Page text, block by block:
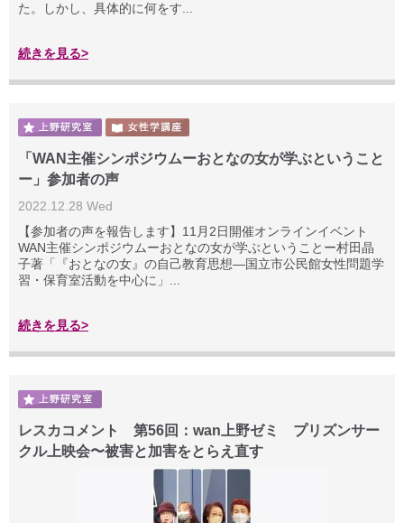
た。しかし、具体的に何をす...
続きを見る>
「WAN主催シンポジウムーおとなの女が学ぶということ
ー」参加者の声
2022.12.28 Wed
【参加者の声を報告します】11月2日開催オンラインイベント
WAN主催シンポジウムーおとなの女が学ぶということー村田晶
子著「『おとなの女』の自己教育思想―国立市公民館女性問題学
習・保育室活動を中心に」...
続きを見る>
レスカコメント 第56回：wan上野ゼミ プリズンサー
クル上映会〜被害と加害をとらえ直す